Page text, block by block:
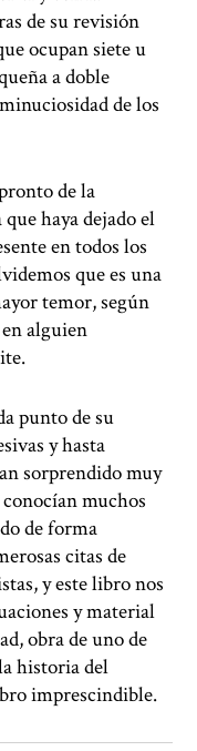
de su revisión
ocupan siete u
a doble
de los
de la
haya dejado el
en todos los
que es una
temor, según
alguien
punto de su
y hasta
sorprendido muy
muchos
de forma
citas de
y este libro nos
y material
obra de uno de
historia del
imprescindible.